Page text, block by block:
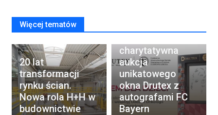
Więcej tematów
20 lat
transformacji
rynku ścian.
Nowa rola H+H w
budownictwie
charytatywna
aukcja
unikatowego
okna Drutex z
autografami FC
Bayern